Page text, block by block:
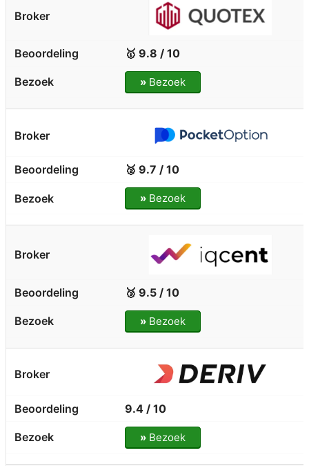
🥇 9.8 / 10
»Bezoek
🥈 9.7 / 10
»Bezoek
🥉 9.5 / 10
»Bezoek
9.4 / 10
»Bezoek